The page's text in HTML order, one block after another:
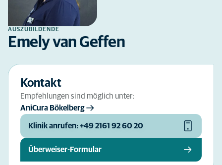
AUSZUBILDENDE
Emely van Geffen
Kontakt
Empfehlungen sind möglich unter:
AniCura Bökelberg
Klinik anrufen: +49 2161 92 60 20
Überweiser-Formular